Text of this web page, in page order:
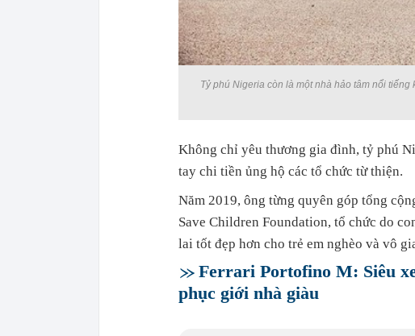
Tỷ phú Nigeria còn là một nhà hảo tâm nổi
Không chỉ yêu thương gia đình, tỷ phú
tay chi tiền ủng hộ các tổ chức từ thiện.
Năm 2019, ông từng quyên góp tổng
Save Children Foundation, tổ chức do
lai tốt đẹp hơn cho trẻ em nghèo và vô
Ferrari Portofino M: Siêu
phục giới nhà giàu